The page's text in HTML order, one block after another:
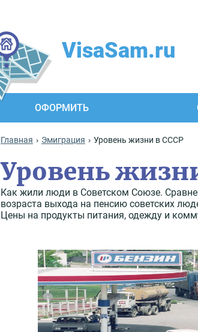
VisaSam.ru
ОФОРМИТЬ
Главная Эмиграция Уровень жизни в СССР
Уровень
Как жили люди в Советском Союзе.
возраста выхода на пенсию советских
Цены на продукты питания, одежду и